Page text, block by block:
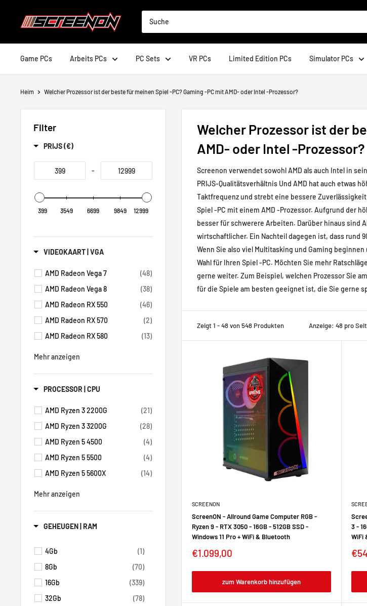
Artikel.
ScreenOn
Game PCs Arbeits PCs PC Sets VR PCs Limited Edition PCs Simulator PCs
Heim Welcher Prozessor ist der beste für meinen Spiel -PC? Gaming -PC mit AMD- oder Intel -Prozessor?
Filter
PRIJS (€)
-
399 3549 6699 9849 12999
VIDEOKAART | VGA
AMD Radeon Vega 7
(48)
AMD Radeon Vega 8
(38)
AMD Radeon RX 550
(46)
AMD Radeon RX 570
(2)
AMD Radeon RX 580
(13)
Mehr anzeigen
PROCESSOR | CPU
AMD Ryzen 3 2200G
(21)
AMD Ryzen 3 3200G
(28)
AMD Ryzen 5 4500
(4)
AMD Ryzen 5 5500
(4)
AMD Ryzen 5 5600X
(14)
Mehr anzeigen
GEHEUGEN | RAM
4Gb
(1)
8Gb
(70)
16Gb
(339)
32Gb
(78)
Welcher Prozessor ist der
AMD- oder Intel -Prozessor?
Screenon verwendet sowohl AMD als auch Intel in
PRIJS-Qualitätsverhältnis Und AMD hat auch etwas
Taktfrequenz und strebt eine bessere
Spiel -PC mit einem AMD -Prozessor. Aufgrund der
besser für schwerere Arbeiten. Darüber hinaus sind
wirtschaftlicher. Ein Nachteil dagegen ist, dass rund
Wenn Sie also viel Multitasking und Gaming
Wahl für Ihren Spiel -PC. Möchten Sie mehr
gerne weiter. Zum Beispiel, welchen Prozessor Sie
für die Spiele am besten geeignet ist, die Sie gerne
Zeigt 1 - 48 von 548 Produkten Anzeige: 48 pro
SCREENON
ScreenON - Allround Game Computer RGB -
Ryzen 9 - RTX 3050 - 16GB - 512GB SSD -
Windows 11 Pro + WiFi & Bluetooth
€1.099,00
zum Warenkorb hinzufügen
3 -
WiFi